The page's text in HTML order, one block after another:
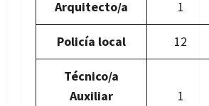
Arquitecto/a 1
Policía local 12
Técnico/a
Auxiliar
1